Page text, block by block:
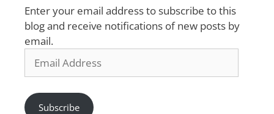
Enter your email address to subscribe to this
blog and receive notifications of new posts by
email.
Address
Subscribe